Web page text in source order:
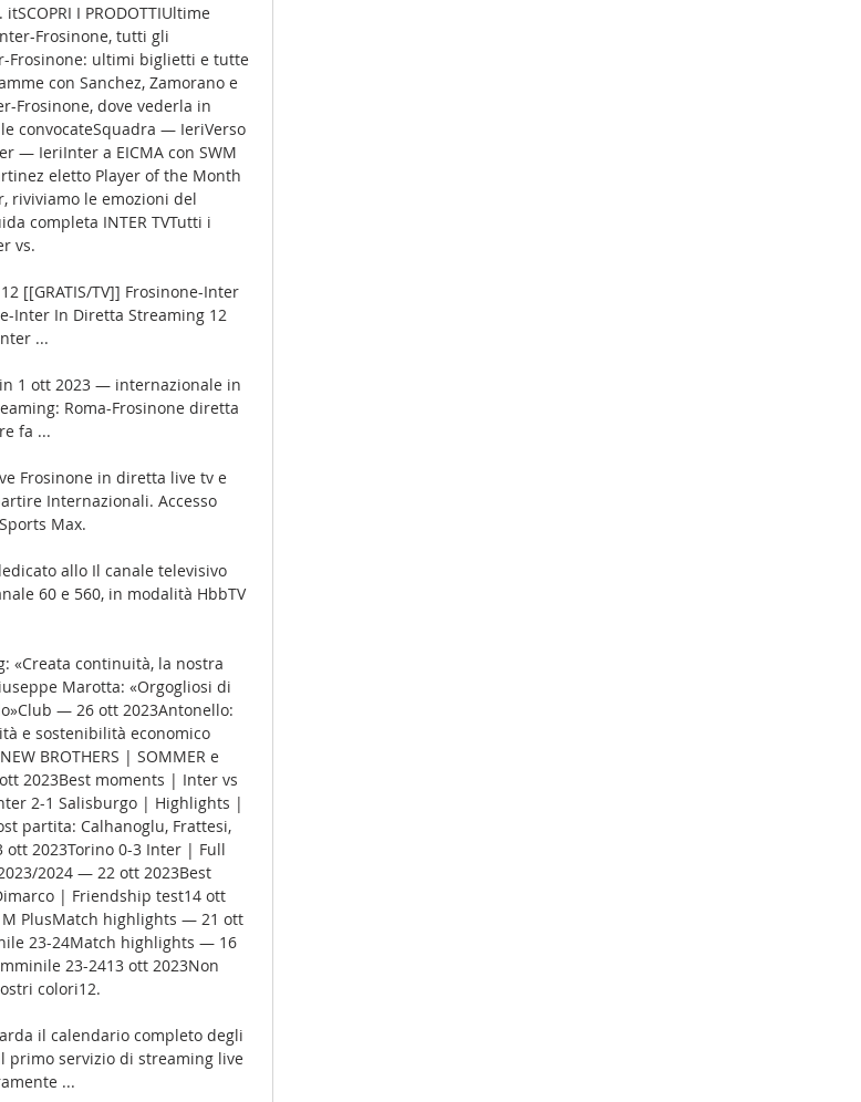
I PRODOTTIUltime
Frosinone, tutti gli
Frosinone: ultimi biglietti e tutte
con Sanchez, Zamorano e
Frosinone, dove vederla in
convocateSquadra — IeriVerso
— IeriInter a EICMA con SWM
eletto Player of the Month
riviviamo le emozioni del
completa INTER TVTutti i
vs.
[[GRATIS/TV]] Frosinone-Inter
Inter In Diretta Streaming 12
...
in 1 ott 2023 — internazionale in
Roma-Frosinone diretta
fa ...
Frosinone in diretta live tv e
Internazionali. Accesso
Max.
allo Il canale televisivo
60 e 560, in modalità HbbTV
«Creata continuità, la nostra
Marotta: «Orgogliosi di
— 26 ott 2023Antonello:
e sostenibilità economico
BROTHERS | SOMMER e
2023Best moments | Inter vs
2-1 Salisburgo | Highlights |
partita: Calhanoglu, Frattesi,
ott 2023Torino 0-3 Inter | Full
2024 — 22 ott 2023Best
| Friendship test14 ott
PlusMatch highlights — 21 ott
23-24Match highlights — 16
23-2413 ott 2023Non
colori12.
il calendario completo degli
primo servizio di streaming live
...